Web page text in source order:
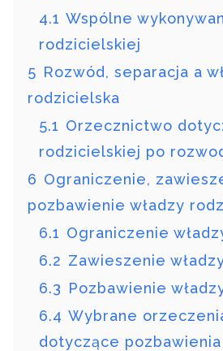
4.1 Wspólne
rodzicielskiej
5 Rozwód, separacja a
rodzicielska
5.1 Orzecznictwo
rodzicielskiej po
6 Ograniczenie,
pozbawienie władzy
6.1 Ograniczenie
6.2 Zawieszenie
6.3 Pozbawienie
6.4 Wybrane
dotyczące pozbawienia